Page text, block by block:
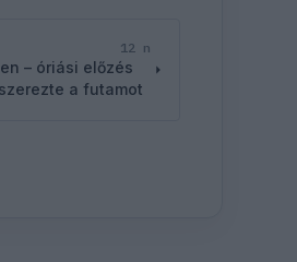
12 n
– óriási előzés
a futamot